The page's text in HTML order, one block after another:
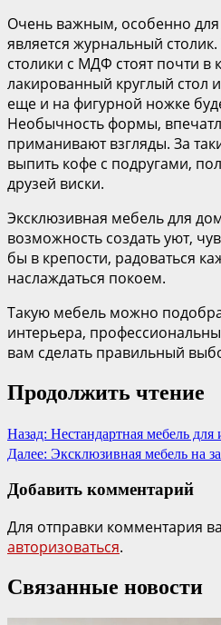
Очень важным, особенно для
является журнальный
столики с МДФ стоят почти в
лакированный круглый стол
еще и на фигурной ножке
Необычность формы,
приманивают взгляды. За
выпить кофе с подругами,
друзей виски.
Эксклюзивная мебель для
возможность создать уют,
бы в крепости, радоваться
наслаждаться покоем.
Такую мебель можно
интерьера,
вам сделать правильный
Продолжить чтение
Назад: Нестандартная мебель
Далее: Эксклюзивная мебель на
Добавить комментарий
Для отправки комментария
авторизоваться.
Связанные новости